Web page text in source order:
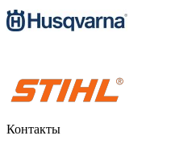
Контакты